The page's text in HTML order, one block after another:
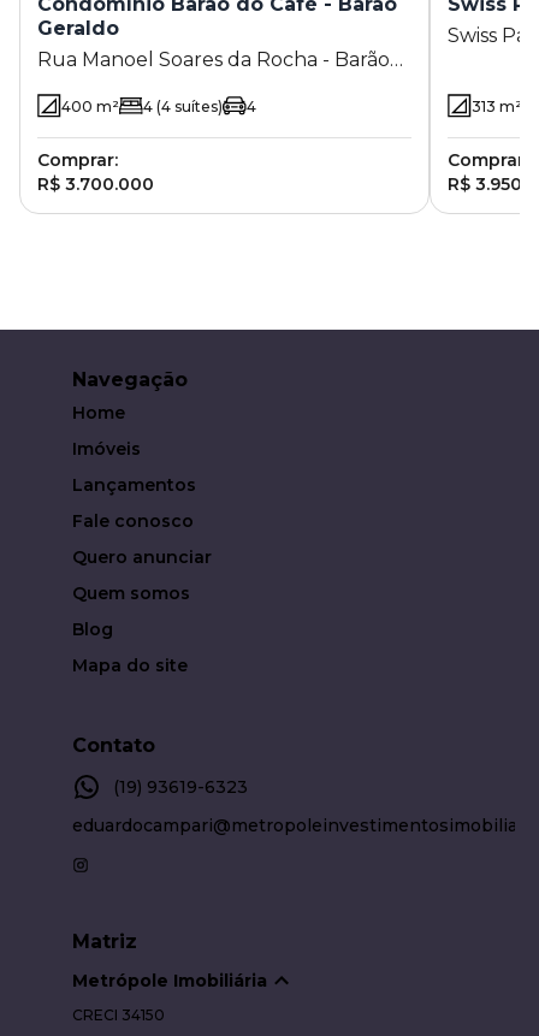
Condomínio Barão do Café - Barão
Geraldo
Rua Manoel Soares da Rocha - Barão
Geraldo
400 m² 4 (4 suítes) 4
Comprar:
R$ 3.700.000
Swiss
Swiss
313 m²
Comprar:
R$
Navegação
Home
Imóveis
Lançamentos
Fale conosco
Quero anunciar
Quem somos
Blog
Mapa do site
Contato
(19) 93619-6323
Matriz
Metrópole Imobiliária
CRECI 34150